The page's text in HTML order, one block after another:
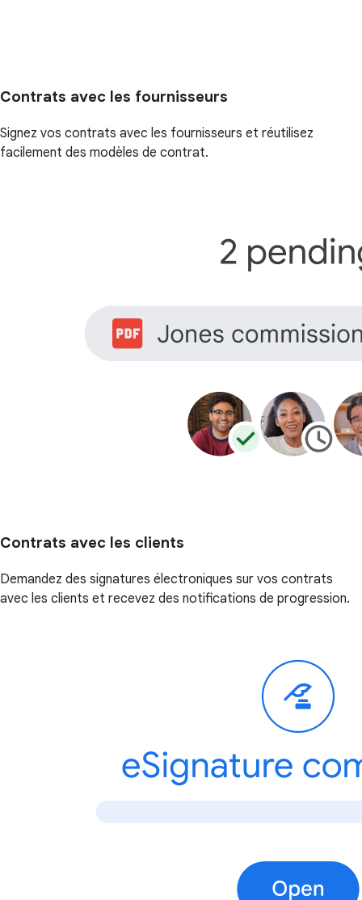
Contrats avec les fournisseurs
Signez vos contrats avec les fournisseurs et réutilisez
facilement des modèles de contrat.
Contrats avec les clients
Demandez des signatures électroniques sur vos contrats
avec les clients et recevez des notifications de progression.